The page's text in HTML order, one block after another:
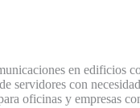
en edificios
servidores con
oficinas y empresas